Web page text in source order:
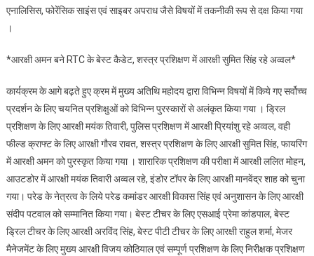
एनालिसिस, फोरेंसिक साइंस एवं साइबर अपराध जैसे विषयों में तकनीकी रूप से दक्ष किया गया
।
*आरक्षी अमन बने RTC के बेस्ट कैडेट, शस्त्र प्रशिक्षण में आरक्षी सुमित सिंह रहे अव्वल*
कार्यक्रम के आगे बढ़ते हुए क्रम में मुख्य अतिथि महोदय द्वारा विभिन्न विषयों में किये गए सर्वोच्च
प्रदर्शन के लिए चयनित प्रशिक्षुओं को विभिन्न पुरस्कारों से अलंकृत किया गया । ड्रिल
प्रशिक्षण के लिए आरक्षी मयंक तिवारी, पुलिस प्रशिक्षण में आरक्षी प्रियांशु रहे अव्वल, वही
फील्ड क्राफ्ट के लिए आरक्षी गौरव रावत, शस्त्र प्रशिक्षण के लिए आरक्षी सुमित सिंह, फायरिंग
में आरक्षी अमन को पुरस्कृत किया गया । शारारिक प्रशिक्षण की परीक्षा में आरक्षी ललित मोहन,
आउटडोर में आरक्षी मयंक तिवारी अव्वल रहे, इंडोर टॉपर के लिए आरक्षी मानवेंद्र शाह को चुना
गया। परेड के नेत्रत्व के लिये परेड कमांडर आरक्षी विकास सिंह एवं अनुशासन के लिए आरक्षी
संदीप पटवाल को सम्मानित किया गया। बेस्ट टीचर के लिए एसआई प्रेमा कांडपाल, बेस्ट
ड्रिल टीचर के लिए आरक्षी अरविंद सिंह, बेस्ट पीटी टीचर के लिए आरक्षी राहुल शर्मा, मेजर
मैनेजमेंट के लिए मुख्य आरक्षी विजय कोठियाल एवं सम्पूर्ण प्रशिक्षण के लिए निरीक्षक प्रशिक्षण